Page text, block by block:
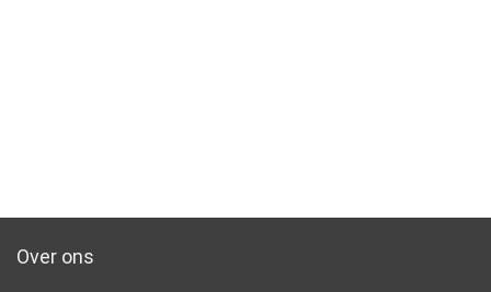
Over ons